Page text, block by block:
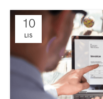
10
LIS